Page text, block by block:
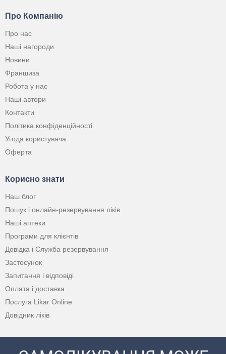
Про Компанію
Про нас
Наші нагороди
Новини
Франшиза
Робота у нас
Наші автори
Контакти
Політика конфіденційності
Угода користувача
Оферта
Корисно знати
Наш блог
Пошук і онлайн-резервування ліків
Наші аптеки
Програми для клієнтів
Довідка і Служба резервування
Застосунок
Запитання і відповіді
Оплата і доставка
Послуга Likar Online
Довідник ліків